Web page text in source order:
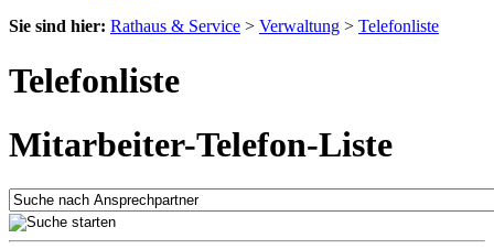
Sie sind hier: Rathaus & Service > Verwaltung > Telefonliste
Telefonliste
Mitarbeiter-Telefon-Liste